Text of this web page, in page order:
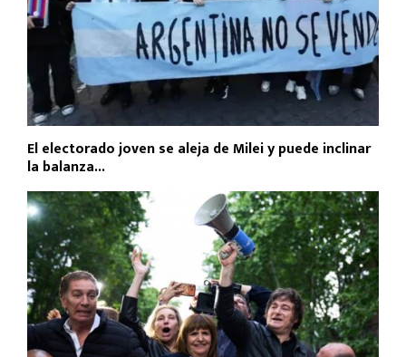
El electorado joven se aleja de Milei y puede inclinar
la balanza...